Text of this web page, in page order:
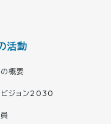
活動
概要
ジョン2030